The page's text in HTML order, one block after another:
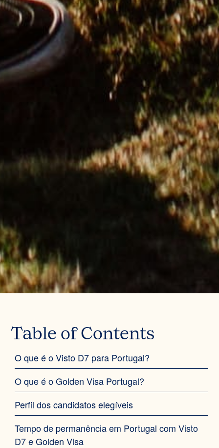
Table of Contents
O que é o Visto D7 para Portugal?‍
O que é o Golden Visa Portugal?‍
Perfil dos candidatos elegíveis‍
Tempo de permanência em Portugal com Visto
D7 e Golden Visa‍